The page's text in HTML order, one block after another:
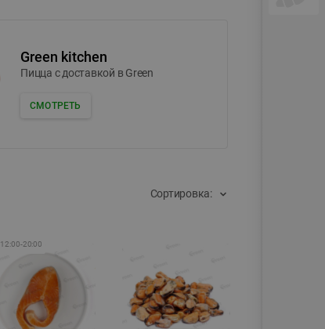
Green kitchen
Пицца c доставкой в Green
СМОТРЕТЬ
Сортировка:
12:00-20:00